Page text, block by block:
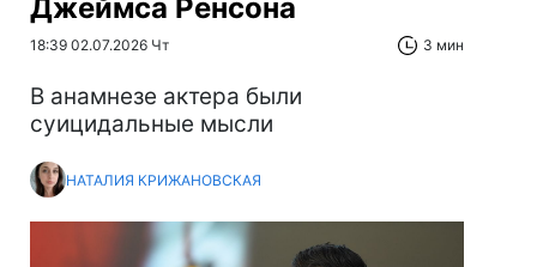
Джеймса Ренсона
18:39 02.07.2026 Чт 3 мин
В анамнезе актера были
суицидальные мысли
НАТАЛИЯ КРИЖАНОВСКАЯ